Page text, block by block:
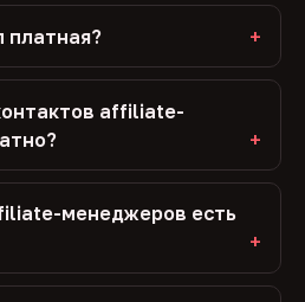
платная?
affiliate-
менеджеров есть